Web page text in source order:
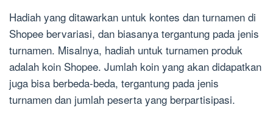
Hadiah yang ditawarkan untuk kontes dan turnamen di
Shopee bervariasi, dan biasanya tergantung pada jenis
turnamen. Misalnya, hadiah untuk turnamen produk
adalah koin Shopee. Jumlah koin yang akan didapatkan
juga bisa berbeda-beda, tergantung pada jenis
turnamen dan jumlah peserta yang berpartisipasi.